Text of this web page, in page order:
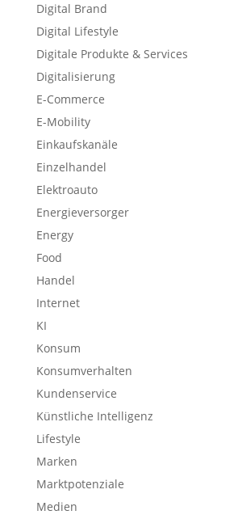
Digital Brand
Digital Lifestyle
Digitale Produkte & Services
Digitalisierung
E-Commerce
E-Mobility
Einkaufskanäle
Einzelhandel
Elektroauto
Energieversorger
Energy
Food
Handel
Internet
KI
Konsum
Konsumverhalten
Kundenservice
Künstliche Intelligenz
Lifestyle
Marken
Marktpotenziale
Medien